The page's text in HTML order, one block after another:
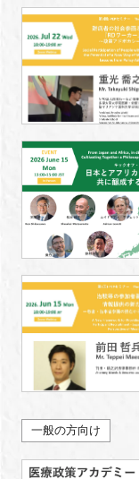
一般の方向け